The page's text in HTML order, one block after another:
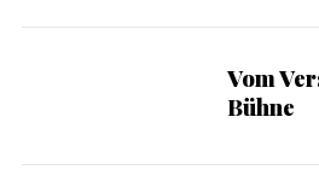
Vom
Bühne